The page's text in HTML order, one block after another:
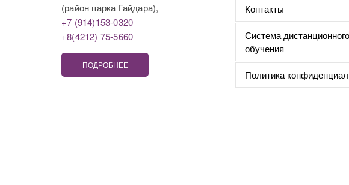
(район парка Гайдара),
+7 (914)153-0320
+8(4212) 75-5660
ПОДРОБНЕЕ
Контакты
Система дистанционного
обучения
Политика